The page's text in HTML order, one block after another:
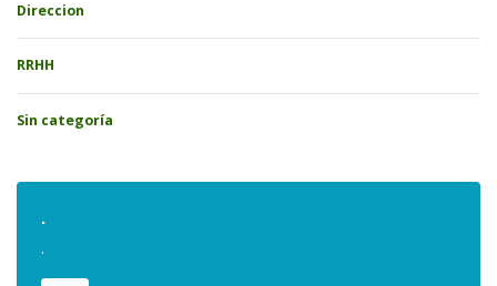
Direccion
RRHH
Sin categoría
.
.